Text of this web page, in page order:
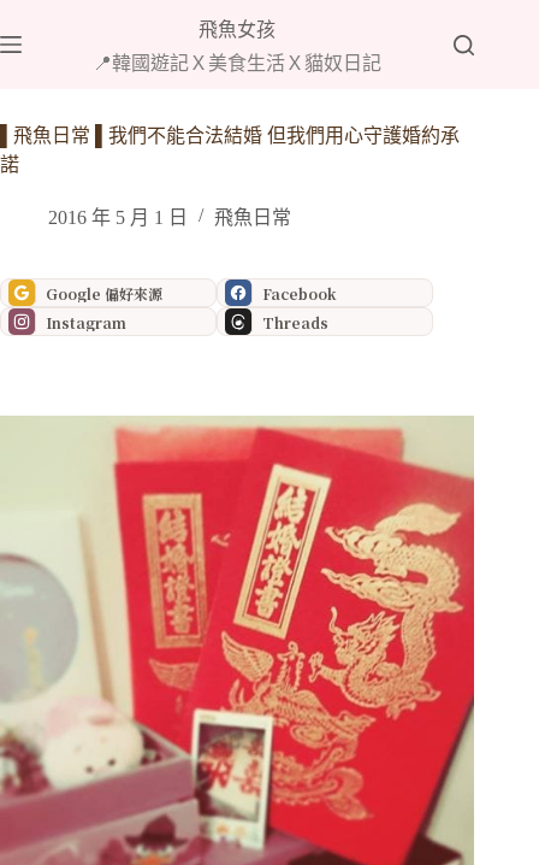
至
內
容
飛魚女孩
📍韓國遊記Ｘ美食生活Ｘ貓奴日記
▌飛魚日常 ▌我們不能合法結婚 但我們用心守護婚約承
諾
2016 年 5 月 1 日 飛魚日常
Google 偏好來源
Facebook
Instagram
Threads